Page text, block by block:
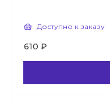
Доступно к заказу
610 ₽